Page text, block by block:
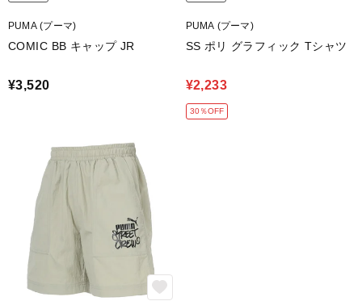
PUMA (プーマ)
COMIC BB キャップ JR
¥3,520
PUMA (プーマ)
SS ポリ グラフィック Tシャツ
¥2,233
30％OFF